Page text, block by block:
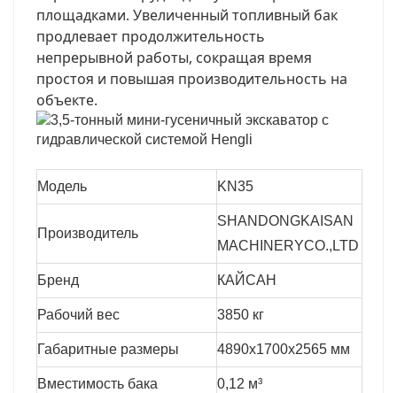
площадками. Увеличенный топливный бак
продлевает продолжительность
непрерывной работы, сокращая время
простоя и повышая производительность на
объекте.
Модель KN35
Производитель
SHANDONGKAISAN
MACHINERYCO.,LTD
Бренд КАЙСАН
Рабочий вес 3850 кг
Габаритные размеры 4890x1700x2565 мм
Вместимость бака 0,12 м³